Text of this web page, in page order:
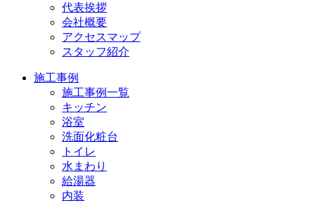
代表挨拶
会社概要
アクセスマップ
スタッフ紹介
施工事例
施工事例一覧
キッチン
浴室
洗面化粧台
トイレ
水まわり
給湯器
内装